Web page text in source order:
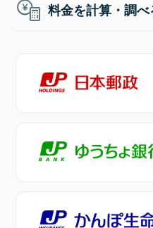
料金を計算・調べ